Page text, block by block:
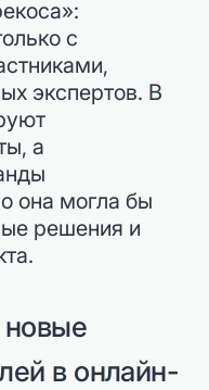
с
экспертов. В
а
она могла бы
решения и
в онлайн-